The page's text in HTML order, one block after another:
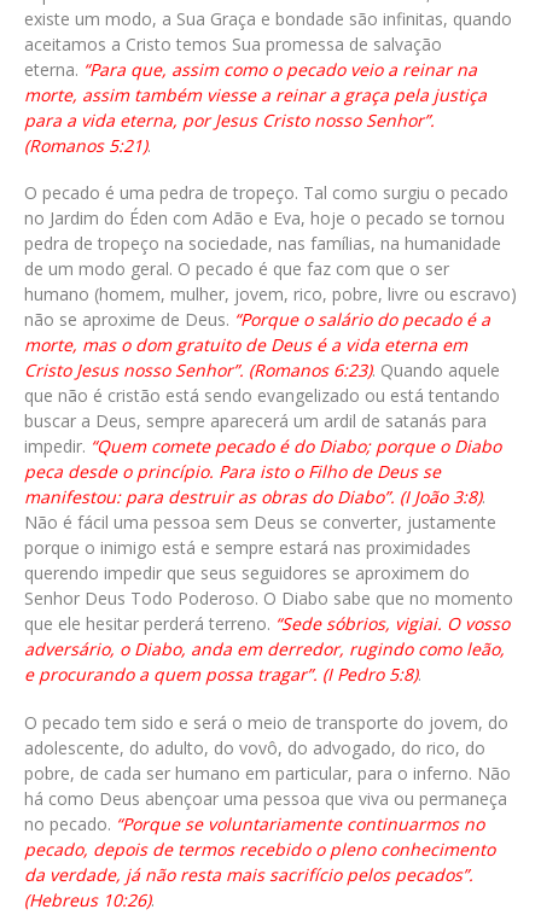
existe um modo, a Sua Graça e bondade são infinitas, quando
aceitamos a Cristo temos Sua promessa de salvação
eterna. “Para que, assim como o pecado veio a reinar na
morte, assim também viesse a reinar a graça pela justiça
para a vida eterna, por Jesus Cristo nosso Senhor”.
(Romanos 5:21).
O pecado é uma pedra de tropeço. Tal como surgiu o pecado
no Jardim do Éden com Adão e Eva, hoje o pecado se tornou
pedra de tropeço na sociedade, nas famílias, na humanidade
de um modo geral. O pecado é que faz com que o ser
humano (homem, mulher, jovem, rico, pobre, livre ou escravo)
não se aproxime de Deus. “Porque o salário do pecado é a
morte, mas o dom gratuito de Deus é a vida eterna em
Cristo Jesus nosso Senhor”. (Romanos 6:23). Quando aquele
que não é cristão está sendo evangelizado ou está tentando
buscar a Deus, sempre aparecerá um ardil de satanás para
impedir. “Quem comete pecado é do Diabo; porque o Diabo
peca desde o princípio. Para isto o Filho de Deus se
manifestou: para destruir as obras do Diabo”. (I João 3:8).
Não é fácil uma pessoa sem Deus se converter, justamente
porque o inimigo está e sempre estará nas proximidades
querendo impedir que seus seguidores se aproximem do
Senhor Deus Todo Poderoso. O Diabo sabe que no momento
que ele hesitar perderá terreno. “Sede sóbrios, vigiai. O vosso
adversário, o Diabo, anda em derredor, rugindo como leão,
e procurando a quem possa tragar”. (I Pedro 5:8).
O pecado tem sido e será o meio de transporte do jovem, do
adolescente, do adulto, do vovô, do advogado, do rico, do
pobre, de cada ser humano em particular, para o inferno. Não
há como Deus abençoar uma pessoa que viva ou permaneça
no pecado. “Porque se voluntariamente continuarmos no
pecado, depois de termos recebido o pleno conhecimento
da verdade, já não resta mais sacrifício pelos pecados”.
(Hebreus 10:26).